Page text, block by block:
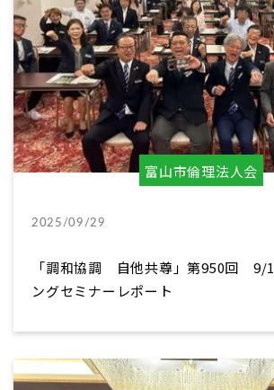
富山市倫理法人会
2025/09/29
「調和協調 自他共尊」第950回 9/
ングセミナーレポート